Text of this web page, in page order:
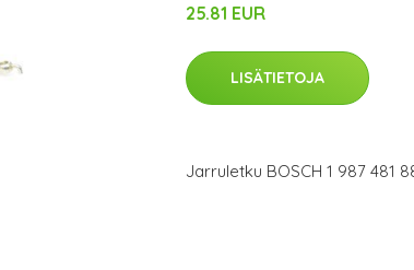
25.81 EUR
LISÄTIETOJA
Jarruletku BOSCH 1 987 481